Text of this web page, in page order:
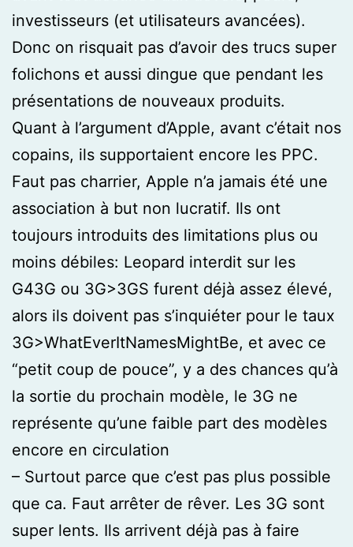
investisseurs (et utilisateurs avancées).
Donc on risquait pas d’avoir des trucs super
folichons et aussi dingue que pendant les
présentations de nouveaux produits.
Quant à l’argument d’Apple, avant c’était nos
copains, ils supportaient encore les PPC.
Faut pas charrier, Apple n’a jamais été une
association à but non lucratif. Ils ont
toujours introduits des limitations plus ou
moins débiles: Leopard interdit sur les
G43G ou 3G>3GS furent déjà assez élevé,
alors ils doivent pas s’inquiéter pour le taux
3G>WhatEverItNamesMightBe, et avec ce
“petit coup de pouce”, y a des chances qu’à
la sortie du prochain modèle, le 3G ne
représente qu’une faible part des modèles
encore en circulation
– Surtout parce que c’est pas plus possible
que ca. Faut arrêter de rêver. Les 3G sont
super lents. Ils arrivent déjà pas à faire